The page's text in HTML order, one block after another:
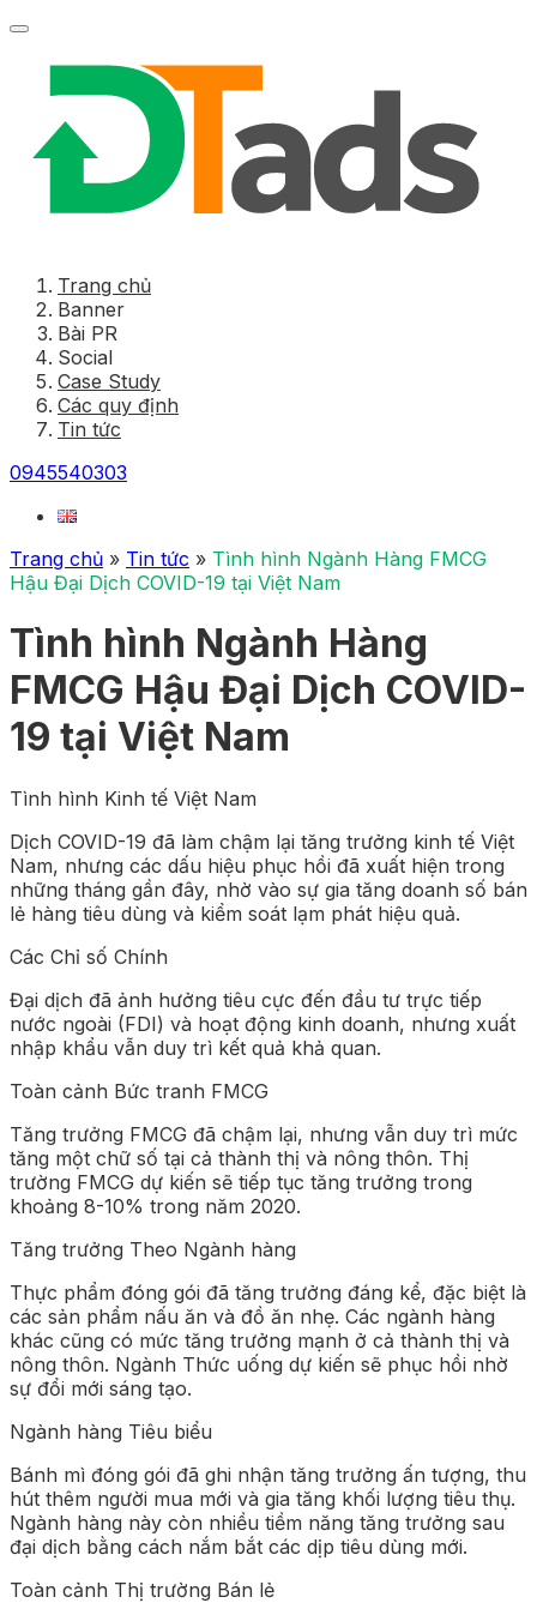
Trang chủ
Banner
Bài PR
Social
Case Study
Các quy định
Tin tức
0945540303
Trang chủ » Tin tức » Tình hình Ngành Hàng FMCG
Hậu Đại Dịch COVID-19 tại Việt Nam
Tình hình Ngành Hàng
FMCG Hậu Đại Dịch COVID-
19 tại Việt Nam
Tình hình Kinh tế Việt Nam
Dịch COVID-19 đã làm chậm lại tăng trưởng kinh tế Việt
Nam, nhưng các dấu hiệu phục hồi đã xuất hiện trong
những tháng gần đây, nhờ vào sự gia tăng doanh số bán
lẻ hàng tiêu dùng và kiểm soát lạm phát hiệu quả.
Các Chỉ số Chính
Đại dịch đã ảnh hưởng tiêu cực đến đầu tư trực tiếp
nước ngoài (FDI) và hoạt động kinh doanh, nhưng xuất
nhập khẩu vẫn duy trì kết quả khả quan.
Toàn cảnh Bức tranh FMCG
Tăng trưởng FMCG đã chậm lại, nhưng vẫn duy trì mức
tăng một chữ số tại cả thành thị và nông thôn. Thị
trường FMCG dự kiến sẽ tiếp tục tăng trưởng trong
khoảng 8-10% trong năm 2020.
Tăng trưởng Theo Ngành hàng
Thực phẩm đóng gói đã tăng trưởng đáng kể, đặc biệt là
các sản phẩm nấu ăn và đồ ăn nhẹ. Các ngành hàng
khác cũng có mức tăng trưởng mạnh ở cả thành thị và
nông thôn. Ngành Thức uống dự kiến sẽ phục hồi nhờ
sự đổi mới sáng tạo.
Ngành hàng Tiêu biểu
Bánh mì đóng gói đã ghi nhận tăng trưởng ấn tượng, thu
hút thêm người mua mới và gia tăng khối lượng tiêu thụ.
Ngành hàng này còn nhiều tiềm năng tăng trưởng sau
đại dịch bằng cách nắm bắt các dịp tiêu dùng mới.
Toàn cảnh Thị trường Bán lẻ